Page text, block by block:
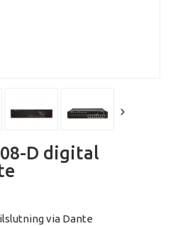
D digital
via Dante